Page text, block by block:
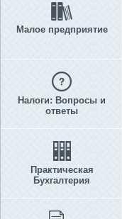
Малое предприятие
Налоги: Вопросы и
ответы
Практическая
Бухгалтерия